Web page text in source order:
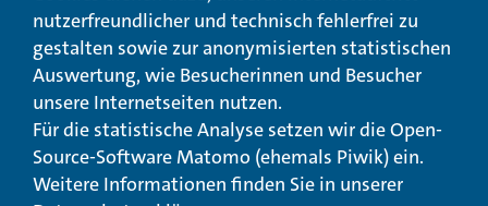
Qualitätsmanagement
© Landeswohlfahrtsverband Hessen 2026
Impressum Seitenübersicht Seite drucken
nach oben
nutzerfreundlicher und technisch fehlerfrei zu
gestalten sowie zur anonymisierten statistischen
Auswertung, wie Besucherinnen und Besucher
unsere Internetseiten nutzen.
Für die statistische Analyse setzen wir die Open-
Source-Software Matomo (ehemals Piwik) ein.
Weitere Informationen finden Sie in unserer